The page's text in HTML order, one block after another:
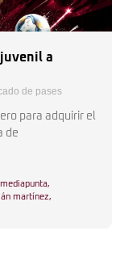
a
de pases
para adquirir el
de
mediapunta,
martínez,